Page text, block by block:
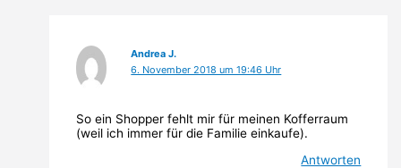
Andrea J.
6. November 2018 um 19:46 Uhr
So ein Shopper fehlt mir für meinen Kofferraum
(weil ich immer für die Familie einkaufe).
Antworten